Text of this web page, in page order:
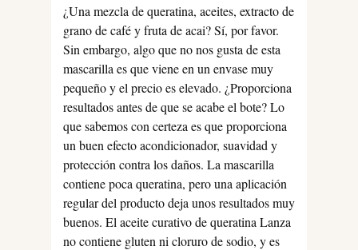
¿Una mezcla de queratina, aceites, extracto de
grano de café y fruta de acai? Sí, por favor.
Sin embargo, algo que no nos gusta de esta
mascarilla es que viene en un envase muy
pequeño y el precio es elevado. ¿Proporciona
resultados antes de que se acabe el bote? Lo
que sabemos con certeza es que proporciona
un buen efecto acondicionador, suavidad y
protección contra los daños. La mascarilla
contiene poca queratina, pero una aplicación
regular del producto deja unos resultados muy
buenos. El aceite curativo de queratina Lanza
no contiene gluten ni cloruro de sodio, y es